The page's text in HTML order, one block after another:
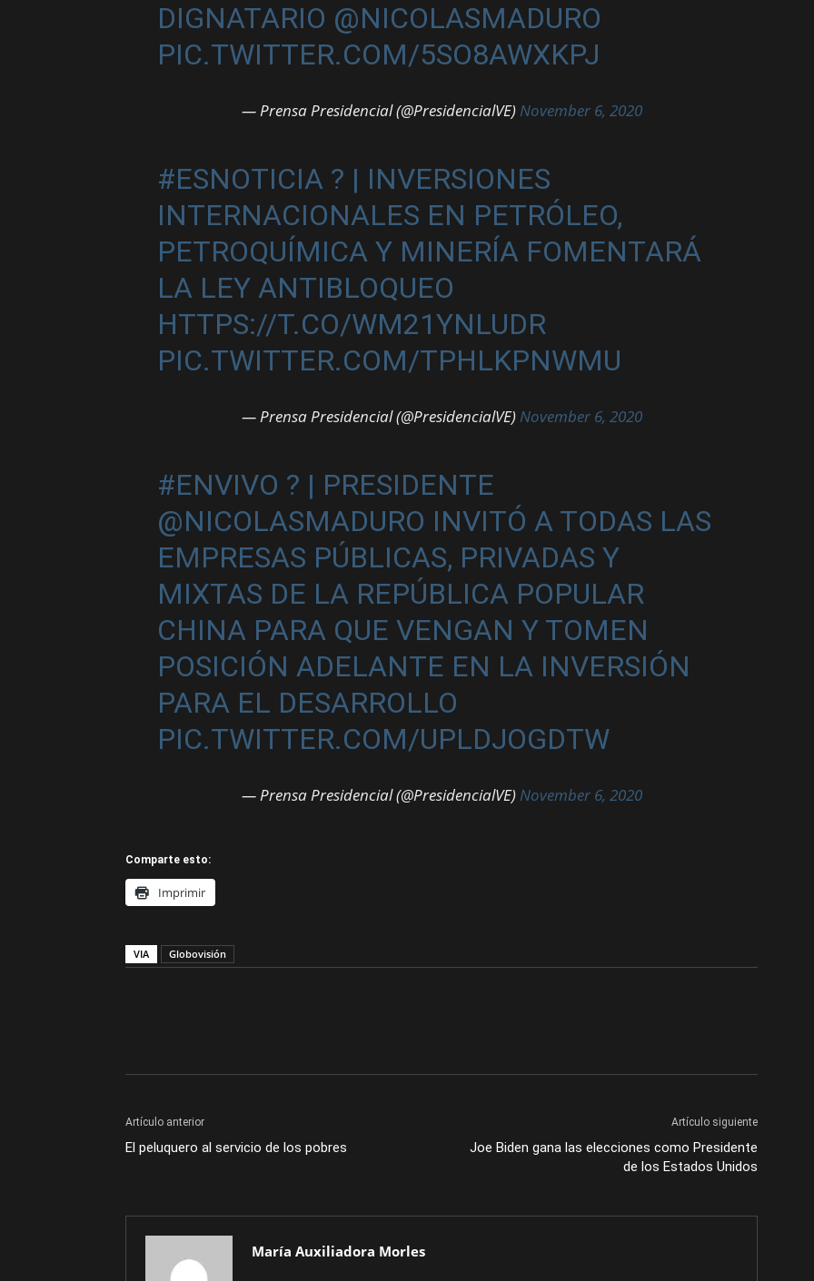
DIGNATARIO @NICOLASMADURO
PIC.TWITTER.COM/5SO8AWXKPJ
— Prensa Presidencial (@PresidencialVE) November 6, 2020
#ESNOTICIA? | INVERSIONES
INTERNACIONALES EN PETRÓLEO,
PETROQUÍMICA Y MINERÍA FOMENTARÁ
LA LEY ANTIBLOQUEO
HTTPS://T.CO/WM21YNLUDR
PIC.TWITTER.COM/TPHLKPNWMU
— Prensa Presidencial (@PresidencialVE) November 6, 2020
#ENVIVO ? | PRESIDENTE
@NICOLASMADURO INVITÓ A TODAS LAS
EMPRESAS PÚBLICAS, PRIVADAS Y
MIXTAS DE LA REPÚBLICA POPULAR
CHINA PARA QUE VENGAN Y TOMEN
POSICIÓN ADELANTE EN LA INVERSIÓN
PARA EL DESARROLLO
PIC.TWITTER.COM/UPLDJOGDTW
— Prensa Presidencial (@PresidencialVE) November 6, 2020
Comparte esto:
Imprimir
VIA Globovisión
Artículo anterior
El peluquero al servicio de los pobres
Artículo siguiente
Joe Biden gana las elecciones como Presidente
de los Estados Unidos
María Auxiliadora Morles